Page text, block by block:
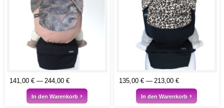
141,00 € 244,00 €
In den Warenkorb
135,00 € 213,00 €
In den Warenkorb